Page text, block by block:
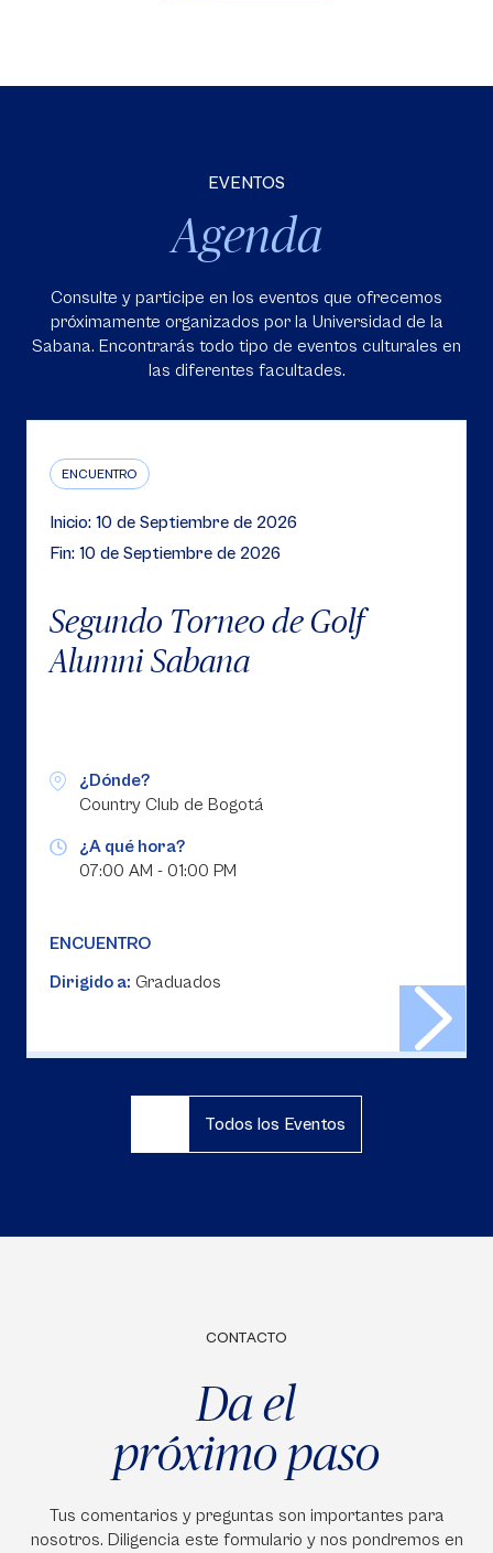
EVENTOS
Agenda
Consulte y participe en los eventos que ofrecemos
próximamente organizados por la Universidad de la
Sabana. Encontrarás todo tipo de eventos culturales en
las diferentes facultades.
ENCUENTRO
Inicio: 10 de Septiembre de 2026
Fin: 10 de Septiembre de 2026
Segundo Torneo de Golf
Alumni Sabana
¿Dónde?
Country Club de Bogotá
¿A qué hora?
07:00 AM - 01:00 PM
ENCUENTRO
Dirigido a: Graduados
Todos los Eventos
CONTACTO
Da el
próximo paso
Tus comentarios y preguntas son importantes para
nosotros. Diligencia este formulario y nos pondremos en